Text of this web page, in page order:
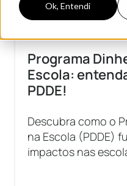
Ok, Entendi
Programa
Escola:
PDDE!
Descubra como o
na Escola (PDDE)
impactos nas